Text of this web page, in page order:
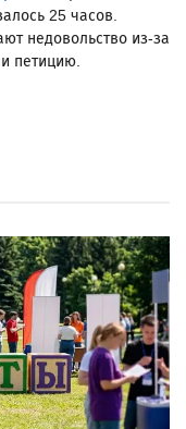
25 часов.
недовольство из-за
петицию.